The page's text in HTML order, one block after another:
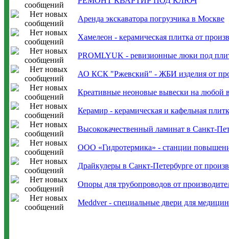
Аренда экскаватора погрузчика в Москве
Хамелеон - керамическая плитка от
PROMLYUK - ревизионные люки под
АО КСК "Ржевский" - ЖБИ изделия от
Креативные неоновые вывески на любой
Керамир - керамическая и кафельная
Высококачественный ламинат в Санкт-
ООО «Гидротермика» - станции
Драйкулеры в Санкт-Петербурге от
Опоры для трубопроводов от
Meddver - специальные двери для